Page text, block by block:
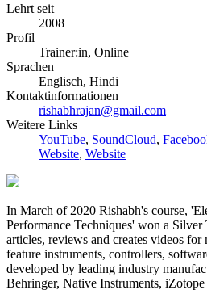
Lehrt seit
2008
Profil
Trainer:in, Online
Sprachen
Englisch, Hindi
Kontaktinformationen
rishabhrajan@gmail.com
Weitere Links
YouTube, SoundCloud,
Website, Website
In March of 2020 Rishabh's course,
Performance Techniques' won a
articles, reviews and creates videos for
feature instruments, controllers,
developed by leading industry
Behringer, Native Instruments,